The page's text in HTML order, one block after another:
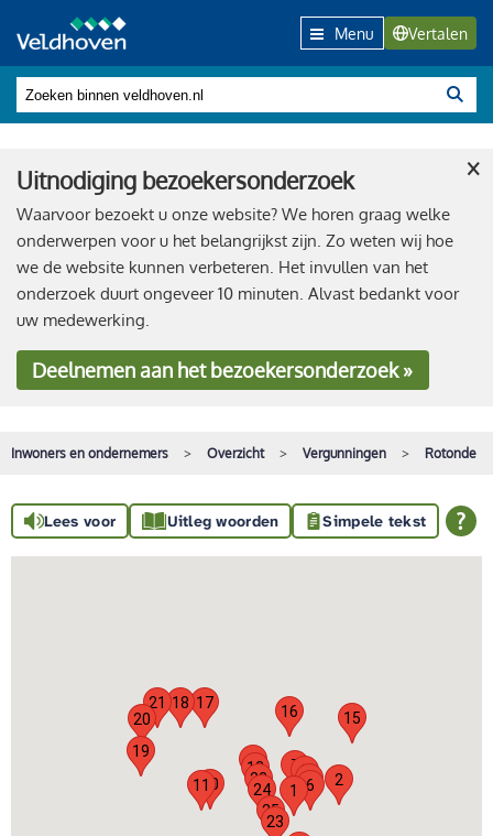
Menu Vertalen
Uitnodiging bezoekersonderzoek
Waarvoor bezoekt u onze website? We horen graag welke
onderwerpen voor u het belangrijkst zijn. Zo weten wij hoe
we de website kunnen verbeteren. Het invullen van het
onderzoek duurt ongeveer 10 minuten. Alvast bedankt voor
uw medewerking.
Deelnemenaan het bezoekersonderzoek »
×
Inwoners en ondernemers Overzicht Vergunningen Rotonde
Lees voor Uitleg woorden Simpele tekst
1
2
5
6
789
10
11
12
15
16
17
18
19
20
21
22
23
24
25